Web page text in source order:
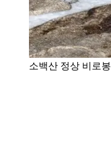
소백산 정상 비로봉